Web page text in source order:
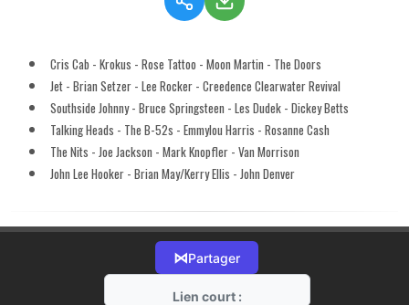
Cris Cab - Krokus - Rose Tattoo - Moon Martin - The Doors
Jet - Brian Setzer - Lee Rocker - Creedence Clearwater Revival
Southside Johnny - Bruce Springsteen - Les Dudek - Dickey Betts
Talking Heads - The B-52s - Emmylou Harris - Rosanne Cash
The Nits - Joe Jackson - Mark Knopfler - Van Morrison
John Lee Hooker - Brian May/Kerry Ellis - John Denver
⋈Partager
Lien court :